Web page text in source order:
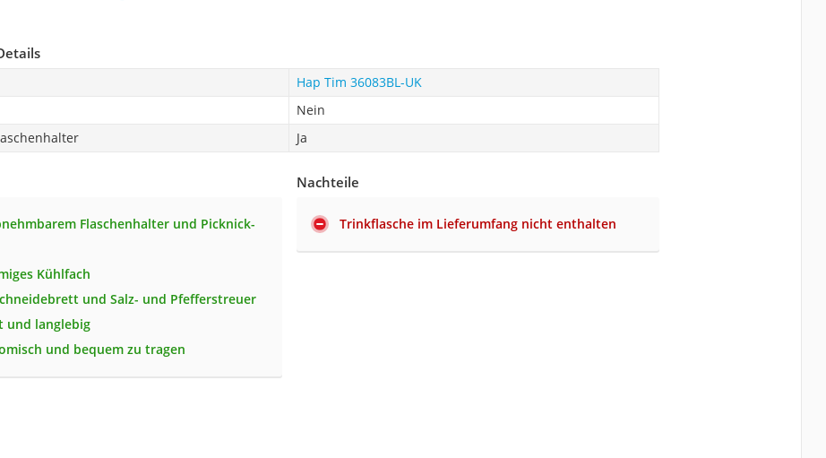
Hap Tim ‎36083BL-UK
Nein
Ja
Flaschenhalter und Picknick-
Kühlfach
und Salz- und Pfefferstreuer
und langlebig
und bequem zu tragen
Nachteile
Trinkflasche im Lieferumfang nicht enthalten